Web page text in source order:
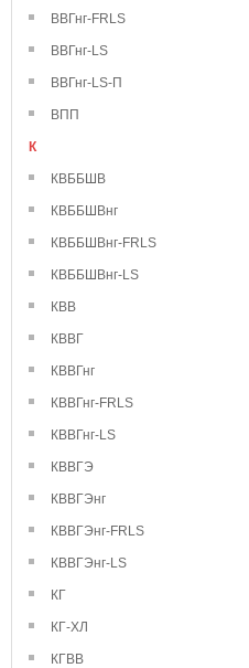
ВВГнг-FRLS
ВВГнг-LS
ВВГнг-LS-П
ВПП
К
КВББШВ
КВББШВнг
КВББШВнг-FRLS
КВББШВнг-LS
КВВ
КВВГ
КВВГнг
КВВГнг-FRLS
КВВГнг-LS
КВВГЭ
КВВГЭнг
КВВГЭнг-FRLS
КВВГЭнг-LS
КГ
КГ-ХЛ
КГВВ